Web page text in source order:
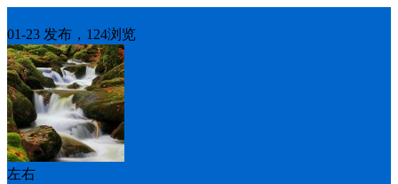
01-23 发布，124浏览
左右